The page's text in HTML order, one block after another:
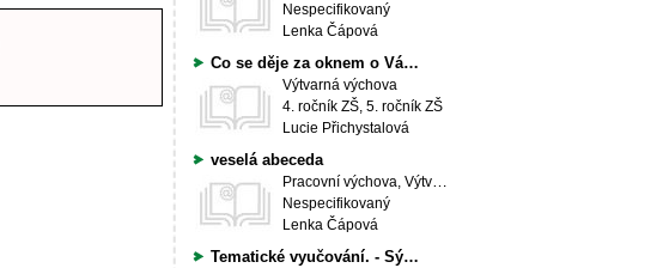
Nespecifikovaný
Lenka Čápová
Co se děje za oknem o Vánocích...
Výtvarná výchova
4. ročník ZŠ, 5. ročník ZŠ
Lucie Přichystalová
veselá abeceda
Pracovní výchova, Výtvarná výchova
Nespecifikovaný
Lenka Čápová
Tematické vyučování. - Sýkory.